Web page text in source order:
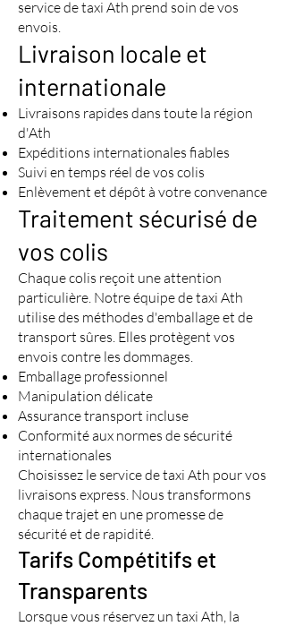
service de taxi Ath prend soin de vos
envois.
Livraison locale et
internationale
Livraisons rapides dans toute la région
d'Ath
Expéditions internationales fiables
Suivi en temps réel de vos colis
Enlèvement et dépôt à votre convenance
Traitement sécurisé de
vos colis
Chaque colis reçoit une attention
particulière. Notre équipe de taxi Ath
utilise des méthodes d'emballage et de
transport sûres. Elles protègent vos
envois contre les dommages.
Emballage professionnel
Manipulation délicate
Assurance transport incluse
Conformité aux normes de sécurité
internationales
Choisissez le service de taxi Ath pour vos
livraisons express. Nous transformons
chaque trajet en une promesse de
sécurité et de rapidité.
Tarifs Compétitifs et
Transparents
Lorsque vous réservez un taxi Ath, la